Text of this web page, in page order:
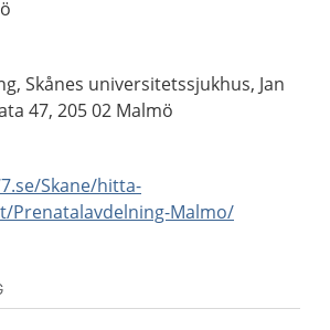
Skånes universitetssjukhus, Jan
47, 205 02 Malmö
Skane/hitta-
Prenatalavdelning-Malmo/